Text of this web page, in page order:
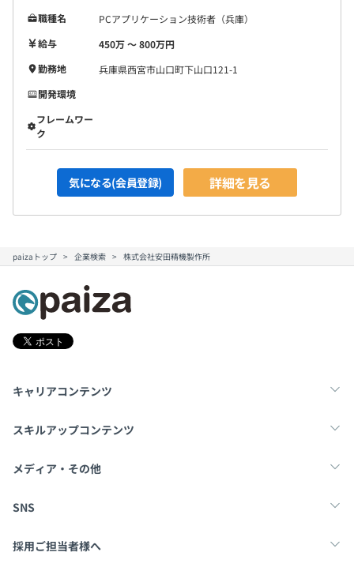
職種名
PCアプリケーション技術者（兵庫）
給与
450万 〜 800万円
勤務地
兵庫県西宮市山口町下山口121-1
開発環境
フレームワー
ク
気になる(会員登録) 詳細を見る
paizaトップ 企業検索 株式会社安田精機製作所
キャリアコンテンツ
転職・キャリア
スキルアップコンテンツ
学習
メディア・その他
Tech Team Journal
SNS
X
採用ご担当者様へ